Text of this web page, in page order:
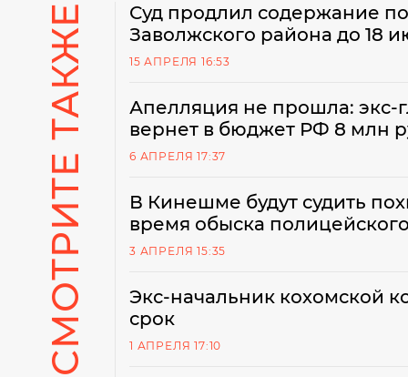
СМОТРИТЕ ТАКЖЕ
Суд продлил содержание
Заволжского района до 18
15 АПРЕЛЯ 16:53
Апелляция не прошла: экс-
вернет в бюджет РФ 8 млн
6 АПРЕЛЯ 17:37
В Кинешме будут судить
время обыска
3 АПРЕЛЯ 15:35
Экс-начальник кохомской
срок
1 АПРЕЛЯ 17:10